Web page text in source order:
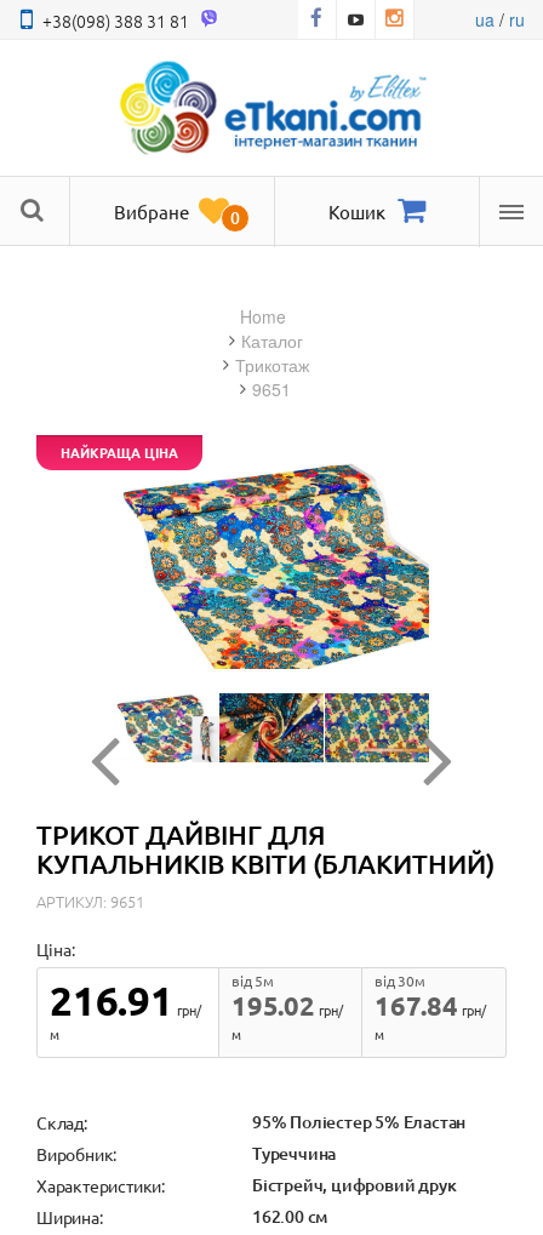
+38(098) 388 31 81 ua/ ru
Вибране 0 Кошик
Home
Каталог
трикотаж
9651
НАЙКРАЩА ЦІНА
ТРИКОТ ДАЙВІНГ ДЛЯ
КУПАЛЬНИКІВ КВІТИ (БЛАКИТНИЙ)
АРТИКУЛ: 9651
Ціна:
216.91 грн/
м
195.02
від 5м
грн/
м
167.84
від 30м
грн/
м
Cклад: 95% Поліестер 5% Еластан
Виробник: Туреччина
Характеристики: Бістрейч, цифровий друк
Ширина: 162.00 см